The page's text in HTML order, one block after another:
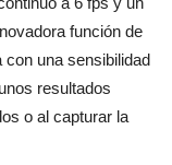
función de
una sensibilidad
resultados
o al capturar la